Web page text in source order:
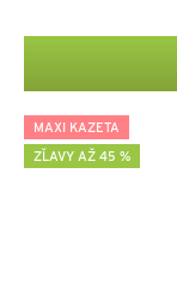
MAXI KAZETA
ZĽAVY AŽ 45 %